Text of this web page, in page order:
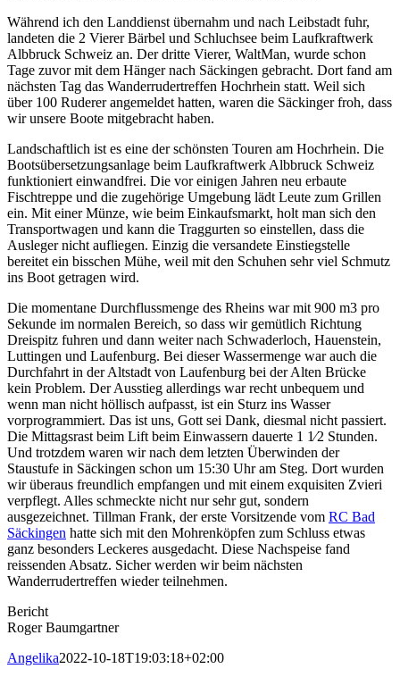
Während ich den Landdienst übernahm und nach Leibstadt fuhr,
landeten die 2 Vierer Bärbel und Schluchsee beim Laufkraftwerk
Albbruck Schweiz an. Der dritte Vierer, WaltMan, wurde schon
Tage zuvor mit dem Hänger nach Säckingen gebracht. Dort fand am
nächsten Tag das Wanderrudertreffen Hochrhein statt. Weil sich
über 100 Ruderer angemeldet hatten, waren die Säckinger froh, dass
wir unsere Boote mitgebracht haben.
Landschaftlich ist es eine der schönsten Touren am Hochrhein. Die
Bootsübersetzungsanlage beim Laufkraftwerk Albbruck Schweiz
funktioniert einwandfrei. Die vor einigen Jahren neu erbaute
Fischtreppe und die zugehörige Umgebung lädt Leute zum Grillen
ein. Mit einer Münze, wie beim Einkaufsmarkt, holt man sich den
Transportwagen und kann die Traggurten so einstellen, dass die
Ausleger nicht aufliegen. Einzig die versandete Einstiegstelle
bereitet ein bisschen Mühe, weil mit den Schuhen sehr viel Schmutz
ins Boot getragen wird.
Die momentane Durchflussmenge des Rheins war mit 900 m3 pro
Sekunde im normalen Bereich, so dass wir gemütlich Richtung
Dreispitz fuhren und dann weiter nach Schwaderloch, Hauenstein,
Luttingen und Laufenburg. Bei dieser Wassermenge war auch die
Durchfahrt in der Altstadt von Laufenburg bei der Alten Brücke
kein Problem. Der Ausstieg allerdings war recht unbequem und
wenn man nicht höllisch aufpasst, ist ein Sturz ins Wasser
vorprogrammiert. Das ist uns, Gott sei Dank, diesmal nicht passiert.
Die Mittagsrast beim Lift beim Einwassern dauerte 1 1⁄2 Stunden.
Und trotzdem waren wir nach dem letzten Überwinden der
Staustufe in Säckingen schon um 15:30 Uhr am Steg. Dort wurden
wir überaus freundlich empfangen und mit einem exquisiten Zvieri
verpflegt. Alles schmeckte nicht nur sehr gut, sondern
ausgezeichnet. Tillman Frank, der erste Vorsitzende vom RC Bad
Säckingen hatte sich mit den Mohrenköpfen zum Schluss etwas
ganz besonders Leckeres ausgedacht. Diese Nachspeise fand
reissenden Absatz. Sicher werden wir beim nächsten
Wanderrudertreffen wieder teilnehmen.
Bericht
Roger Baumgartner
Angelika2022-10-18T19:03:18+02:00